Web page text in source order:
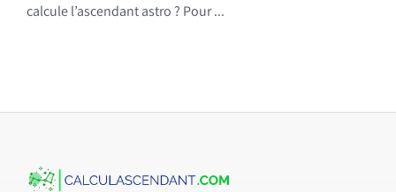
calcule l’ascendant astro ? Pour ...